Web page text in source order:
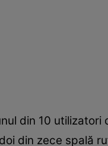
din 10 utilizatori
din zece spală